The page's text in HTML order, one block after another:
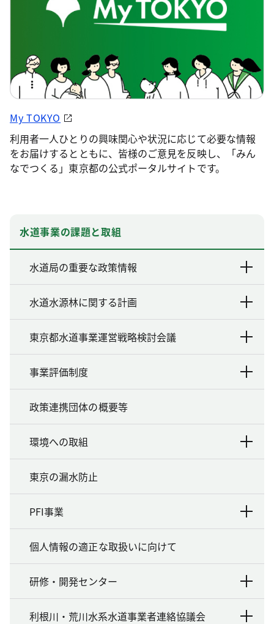
My TOKYO
利用者一人ひとりの興味関心や状況に応じて必要な情報
をお届けするとともに、皆様のご意見を反映し、「みん
なでつくる」東京都の公式ポータルサイトです。
水道事業の課題と取組
水道局の重要な政策情報
水道水源林に関する計画
東京都水道事業運営戦略検討会議
事業評価制度
政策連携団体の概要等
環境への取組
東京の漏水防止
PFI事業
個人情報の適正な取扱いに向けて
研修・開発センター
利根川・荒川水系水道事業者連絡協議会